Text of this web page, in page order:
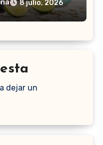
8 julio, 2026
dejar un